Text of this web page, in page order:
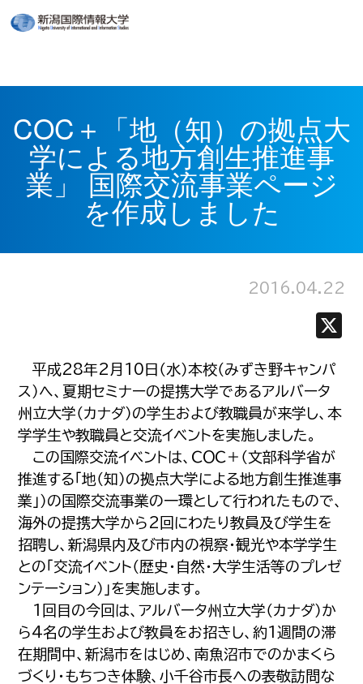
COC＋「地（知）の拠点大
学による地方創生推進事
業」 国際交流事業ページ
を作成しました
2016.04.22
平成28年2月10日（水）本校（みずき野キャンパ
ス）へ、夏期セミナーの提携大学であるアルバータ
州立大学（カナダ）の学生および教職員が来学し、本
学学生や教職員と交流イベントを実施しました。
この国際交流イベントは、ＣＯＣ＋（文部科学省が
推進する「地（知）の拠点大学による地方創生推進事
業」）の国際交流事業の一環として行われたもので、
海外の提携大学から2回にわたり教員及び学生を
招聘し、新潟県内及び市内の視察・観光や本学学生
との「交流イベント（歴史・自然・大学生活等のプレゼ
ンテーション）」を実施します。
1回目の今回は、アルバータ州立大学（カナダ）か
ら4名の学生および教員をお招きし、約1週間の滞
在期間中、新潟市をはじめ、南魚沼市でのかまくら
づくり・もちつき体験、小千谷市長への表敬訪問な